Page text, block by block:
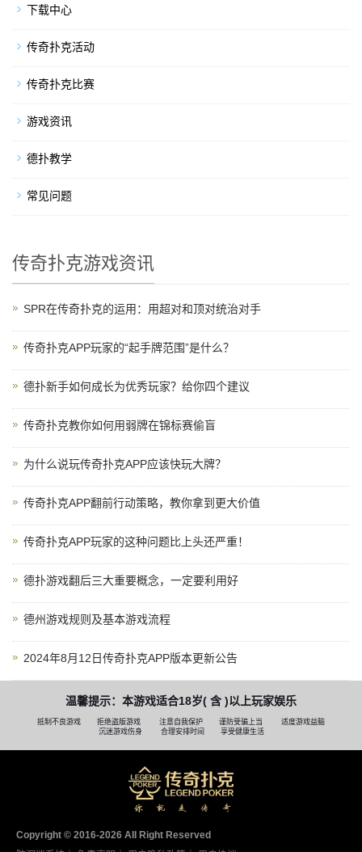
下载中心
传奇扑克活动
传奇扑克比赛
游戏资讯
德扑教学
常见问题
传奇扑克游戏资讯
SPR在传奇扑克的运用：用超对和顶对统治对手
传奇扑克APP玩家的“起手牌范围”是什么？
德扑新手如何成长为优秀玩家？给你四个建议
传奇扑克教你如何用弱牌在锦标赛偷盲
为什么说玩传奇扑克APP应该快玩大牌？
传奇扑克APP翻前行动策略，教你拿到更大价值
传奇扑克APP玩家的这种问题比上头还严重！
德扑游戏翻后三大重要概念，一定要利用好
德州游戏规则及基本游戏流程
2024年8月12日传奇扑克APP版本更新公告
温馨提示：本游戏适合18岁( 含 )以上玩家娱乐
抵制不良游戏 拒绝盗版游戏 注意自我保护 谨防受骗上当
适度游戏益脑
沉迷游戏伤身
合理安排时间 享受健康生活
Copyright © 2016-2026 AII Right Reserved